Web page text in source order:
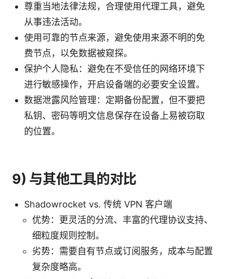
尊重当地法律法规，合理使用代理工具，避免
从事违法活动。
使用可靠的节点来源，避免使用来源不明的免
费节点，以免数据被窥探。
保护个人隐私：避免在不受信任的网络环境下
进行敏感操作，开启设备端的必要安全设置。
数据泄露风险管理：定期备份配置，但不要把
私钥、密码等明文信息保存在设备上易被窃取
的位置。
9) 与其他工具的对比
Shadowrocket vs. 传统 VPN 客户端
优势：更灵活的分流、丰富的代理协议支持、
细粒度规则控制。
劣势：需要自有节点或订阅服务，成本与配置
复杂度略高。